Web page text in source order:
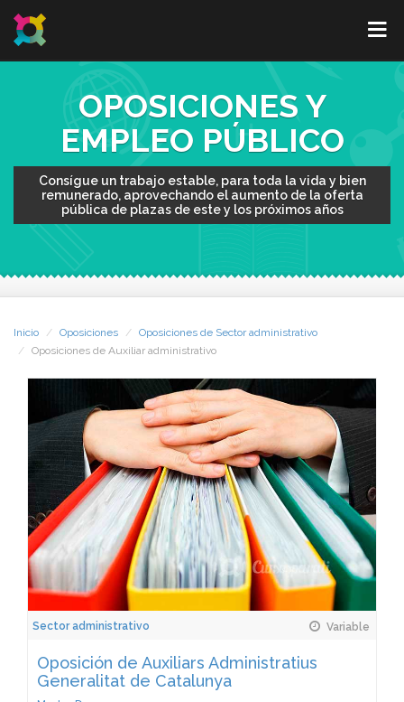
OPOSICIONES Y
EMPLEO PÚBLICO
Consígue un trabajo estable, para toda la vida y bien
remunerado, aprovechando el aumento de la oferta
pública de plazas de este y los próximos años
Inicio Oposiciones
Oposiciones de Sector administrativo
Oposiciones de Auxiliar administrativo
Sector administrativo Variable
Oposición de Auxiliars Administratius
Generalitat de Catalunya